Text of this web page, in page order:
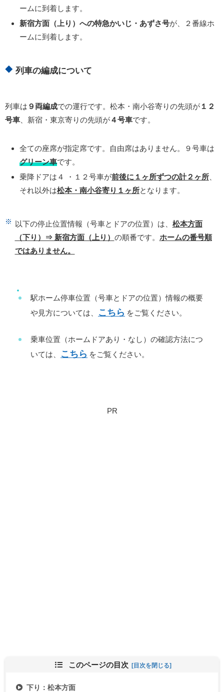
ームに到着します。
新宿方面（上り）への特急かいじ・あずさ号が、２番線ホ
ームに到着します。
列車の編成について
列車は ９両編成での運行です。松本・南小谷寄りの先頭が １２
号車 、新宿・東京寄りの先頭が４号車です。
全ての座席が指定席です。自由席はありません。９号車は
グリーン車です。
乗降ドアは４ ・１２号車が前後に１ヶ所ずつの計２ヶ所
それ以外は松本・南小谷寄り１ヶ所となります。
以下の停止位置情報（号車とドアの位置）は、 松本方面
（下り）⇒ 新宿方面（上り） の順番です。 ホームの番号順
ではありません。
駅ホーム停車位置（号車とドアの位置）情報の概要
や見方については、
こちら をご覧ください。
乗車位置（ホームドアあり・なし）の確認方法につ
いては、
こちら をご覧ください。
PR
このページの目次
下り：松本方面